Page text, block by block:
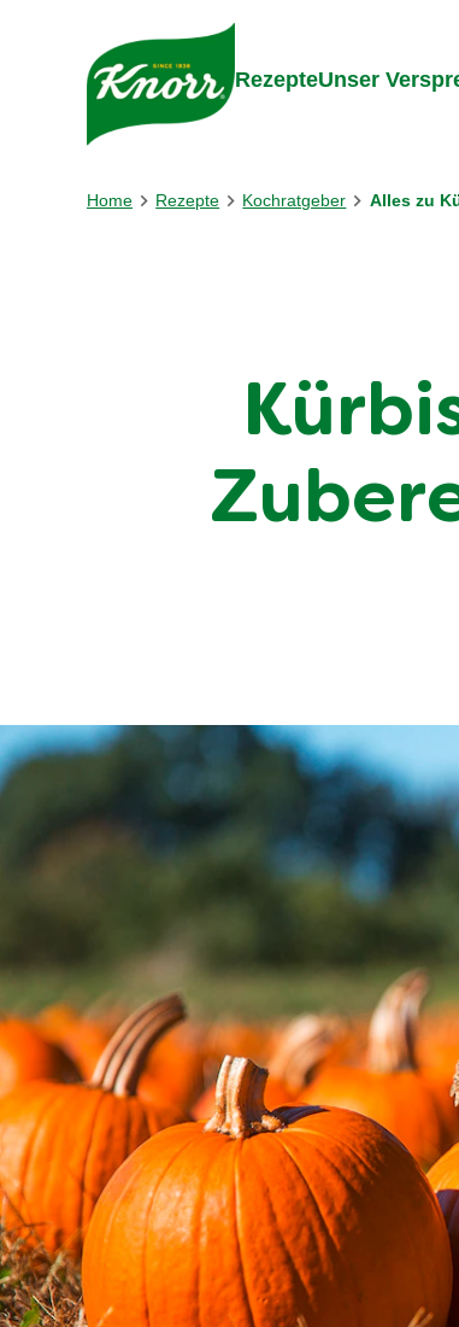
Gehe zu:
RezepteUnser
Home Rezepte Kochratgeber Alles zu